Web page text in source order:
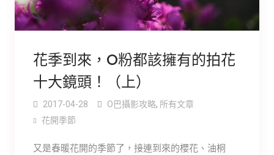
花季到來，O粉都該擁有的拍花
十大鏡頭！（上）
2017-04-28 O巴攝影攻略, 所有文章
花開季節
又是春暖花開的季節了，接連到來的櫻花、油桐